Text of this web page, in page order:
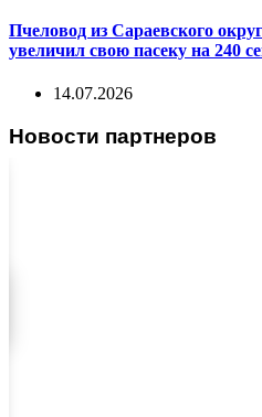
Пчеловод из Сараевского
увеличил свою пасеку на 240
14.07.2026
Новости партнеров